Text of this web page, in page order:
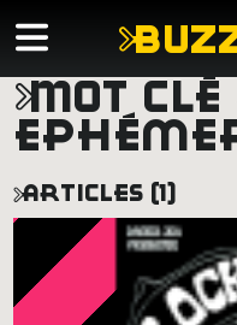
mot clé « le point
articles (1)